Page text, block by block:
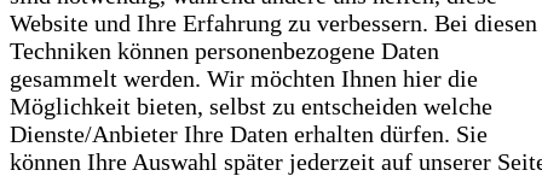
Website und Ihre Erfahrung zu verbessern. Bei diesen
Techniken können personenbezogene Daten
gesammelt werden. Wir möchten Ihnen hier die
Möglichkeit bieten, selbst zu entscheiden welche
Dienste/­Anbieter Ihre Daten erhalten dürfen. Sie
können Ihre Auswahl später jederzeit auf unserer